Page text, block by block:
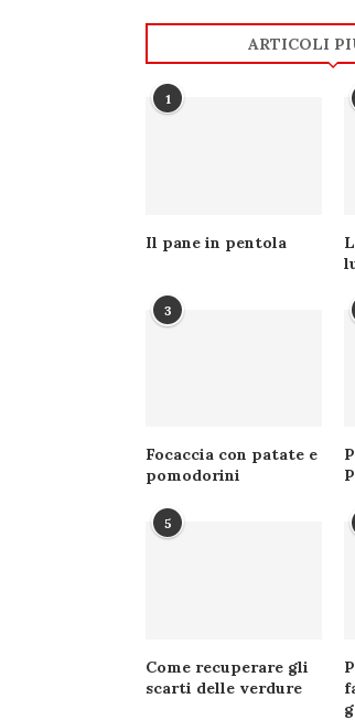
ARTICOLI
1
Il pane in pentola
3
Focaccia con patate e
pomodorini
5
Come recuperare gli
scarti delle verdure